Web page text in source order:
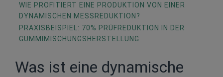
WIE PROFITIERT EINE PRODUKTION VON EINER
DYNAMISCHEN MESSREDUKTION?
PRAXISBEISPIEL: 70% PRÜFREDUKTION IN DER
GUMMIMISCHUNGSHERSTELLUNG
Was ist eine dynamische